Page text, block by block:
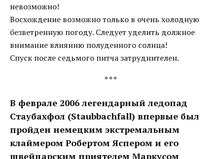
невозможно!
Восхождение возможно только в очень холодную
безветренную погоду. Следует уделить должное
внимание влиянию полуденного солнца!
Спуск после седьмого питча затруднителен.
***
В феврале 2006 легендарный ледопад
Стаубахфол (Staubbachfall) впервые был
пройден немецким экстремальным
клаймером Робертом Яспером и его
швейцарским приятелем Маркусом